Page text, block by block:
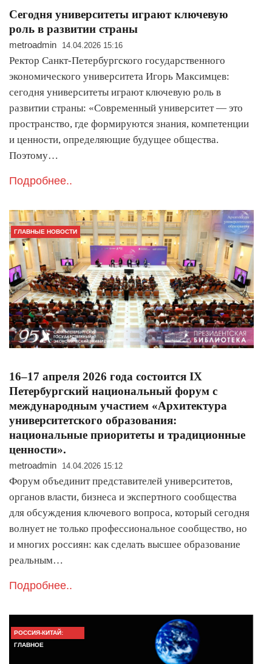
Cегодня университеты играют ключевую
роль в развитии страны
metroadmin 14.04.2026 15:16
Ректор Санкт-Петербургского государственного
экономического университета Игорь Максимцев:
сегодня университеты играют ключевую роль в
развитии страны: «Современный университет — это
пространство, где формируются знания, компетенции
и ценности, определяющие будущее общества.
Поэтому…
Подробнее..
ГЛАВНЫЕ НОВОСТИ
16–17 апреля 2026 года состоится IX
Петербургский национальный форум с
международным участием «Архитектура
университетского образования:
национальные приоритеты и традиционные
ценности».
metroadmin 14.04.2026 15:12
Форум объединит представителей университетов,
органов власти, бизнеса и экспертного сообщества
для обсуждения ключевого вопроса, который сегодня
волнует не только профессиональное сообщество, но
и многих россиян: как сделать высшее образование
реальным…
Подробнее..
РОССИЯ-КИТАЙ:
ГЛАВНОЕ